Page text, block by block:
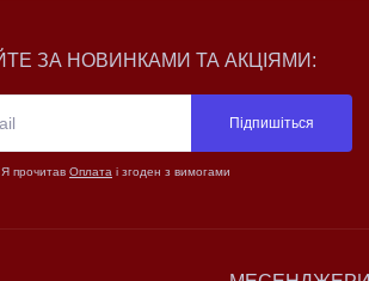
ЗА НОВИНКАМИ ТА АКЦІЯМИ:
Підпишіться
Я прочитав Оплата і згоден з вимогами